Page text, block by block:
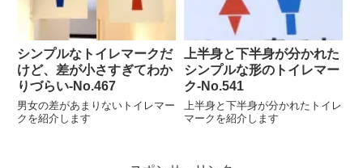
シンプルなトイレマークだ
けど、差が小さすぎてわか
りづらい‐No.467
男女の差があまりないトイレマー
クを紹介します
上半身と下半身が分かれた
シンプルな形のトイレマー
ク‐No.541
上半身と下半身が分かれたトイレ
マークを紹介します